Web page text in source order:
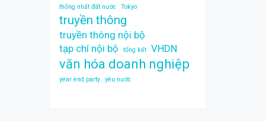
thống nhất đất nước Tokyo
truyền thông
truyền thông nội bộ
tạp chí nội bộ
tổng kết VHDN
văn hóa doanh nghiệp
year end party yêu nước